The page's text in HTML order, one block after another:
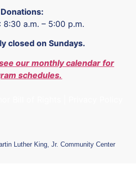
Donations:
8:30 a.m. – 5:00 p.m.
closed on Sundays.
our monthly calendar for
schedules.
Luther King, Jr. Community Center